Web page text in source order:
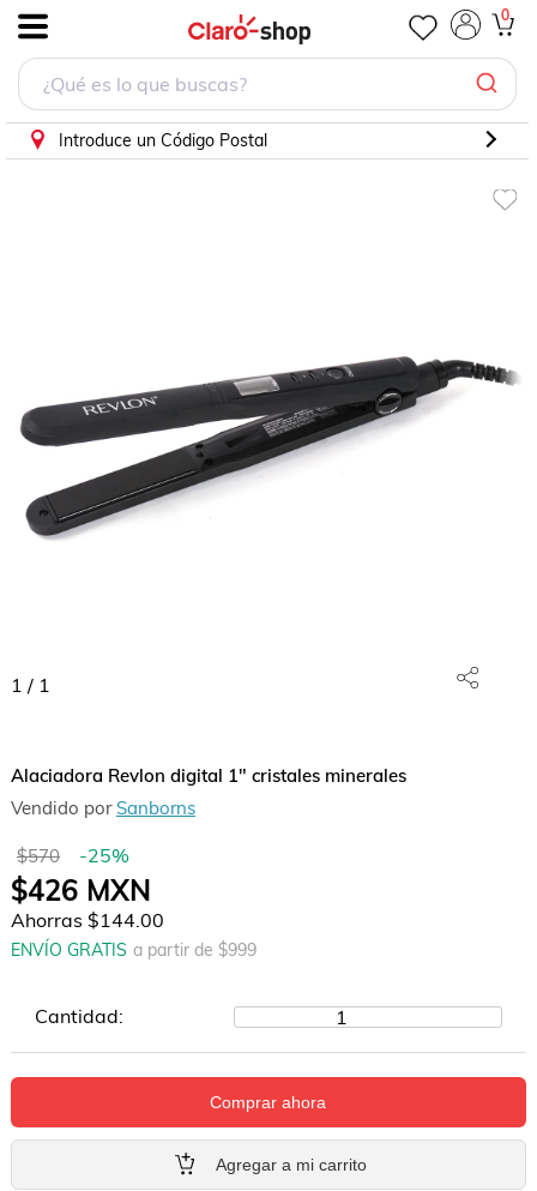
0
Introduce un Código Postal
1 / 1
Alaciadora Revlon digital 1" cristales minerales
Vendido por Sanborns
$570 -25%
$426MXN
Ahorras $144.00
ENVÍO GRATIS a partir de $999
Cantidad: 1
Comprar ahora
Agregar a mi carrito
Alaciadora Revlon digital 1" cristales minerales